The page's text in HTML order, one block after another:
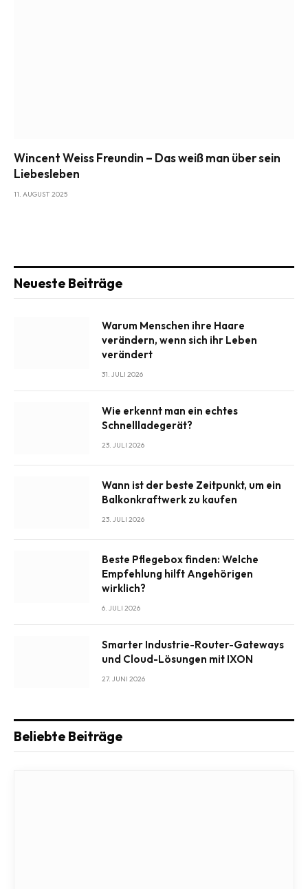
Wincent Weiss Freundin – Das weiß man über sein
Liebesleben
11. AUGUST 2025
Neueste Beiträge
Warum Menschen ihre Haare
verändern, wenn sich ihr Leben
verändert
31. JULI 2026
Wie erkennt man ein echtes
Schnellladegerät?
23. JULI 2026
Wann ist der beste Zeitpunkt, um ein
Balkonkraftwerk zu kaufen
23. JULI 2026
Beste Pflegebox finden: Welche
Empfehlung hilft Angehörigen
wirklich?
6. JULI 2026
Smarter Industrie-Router-Gateways
und Cloud-Lösungen mit IXON
27. JUNI 2026
Beliebte Beiträge